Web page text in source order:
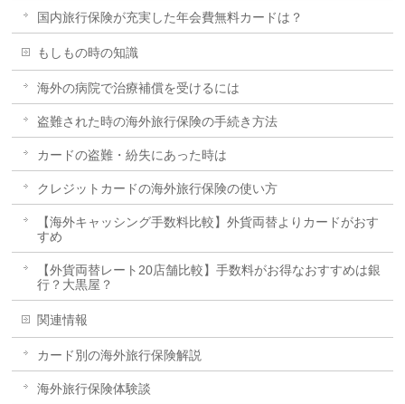
国内旅行保険が充実した年会費無料カードは？
もしもの時の知識
海外の病院で治療補償を受けるには
盗難された時の海外旅行保険の手続き方法
カードの盗難・紛失にあった時は
クレジットカードの海外旅行保険の使い方
【海外キャッシング手数料比較】外貨両替よりカードがおす
すめ
【外貨両替レート20店舗比較】手数料がお得なおすすめは銀
行？大黒屋？
関連情報
カード別の海外旅行保険解説
海外旅行保険体験談